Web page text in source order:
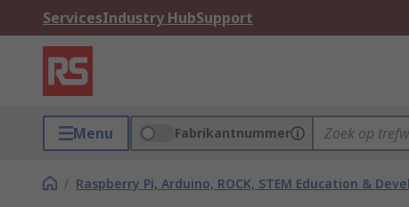
ServicesIndustry HubSupport
Menu Fabrikantnummer
/ Raspberry Pi, Arduino, ROCK, STEM Education &